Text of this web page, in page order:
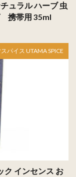
ュラル ハーブ 虫
携帯用 35ml
パイス UTAMA SPICE
ク インセンス お